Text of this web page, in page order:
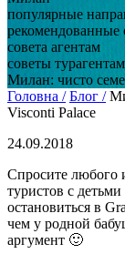
популярные
рекомендованные
совета агентам
советы турагентам
Милан: чисто
Головна / Блог /
Visconti Palace
24.09.2018
Спросите любого
туристов с
остановиться в
чем у родной
аргумент 🙂